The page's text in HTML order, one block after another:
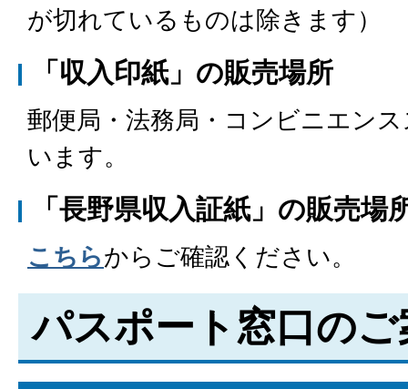
が切れているものは除きます）
「収入印紙」の販売場所
郵便局・法務局・コンビニエン
います。
「長野県収入証紙」の販売場
こちらからご確認ください。
パスポート窓口のご